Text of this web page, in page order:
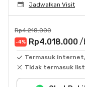
Jadwalkan Visit
Rp4.218.000
-4% Rp4.018.000 /
Termasuk
Tidak termasuk